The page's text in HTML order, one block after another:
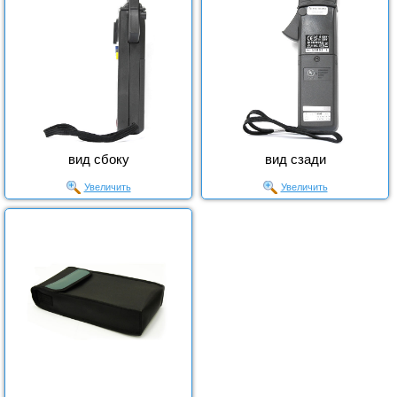
вид сбоку
Увеличить
вид сзади
Увеличить